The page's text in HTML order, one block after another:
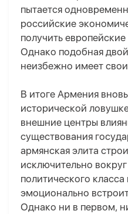
пытается
российские
получить
Однако подобная
неизбежно имеет
В итоге Армения
исторической
внешние центры
существования
армянская элита
исключительно
политического
эмоционально
Однако ни в первом,